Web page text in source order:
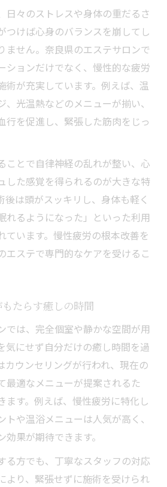
と美肌ケアの両立ポイント
大切なリフレッシュ要素
テで叶う憧れの美肌体験
術が疲労回復の鍵に
施術で慢性疲労を和らげる方
ュできる奈良県エステの特徴
すエステ施術の流れとは
が心身の疲労に効く理由
ンで日常に潤いを取り戻す
すリラクゼーションの必要性
る日常リフレッシュのコツ
めのリラクゼーション施術
策に役立つリラクゼーション法
なら奈良県エステの力を
ない時のエステリフレッシュ術
む方必見の奈良県エステ対策
で心身スッキリを目指す方法
に役立つリフレッシュ体験
の施術が疲労回復をサポート
リフレッシュ習慣のすすめ
ぐリフレッシュ習慣とは何か
日々のストレスや身体の重だるさ
つけば心身のバランスを崩してし
ません。奈良県のエステサロンで
ションだけでなく、慢性的な疲労
術が充実しています。例えば、温
光温熱などのメニューが揃い、
行を促進し、緊張した筋肉をじっ
ことで自律神経の乱れが整い、心
した感覚を得られるのが大きな特
後は頭がスッキリし、身体も軽く
れるようになった」といった利用
ています。慢性疲労の根本改善を
エステで専門的なケアを受けるこ
たらす癒しの時間
では、完全個室や静かな空間が用
気にせず自分だけの癒し時間を過
カウンセリングが行われ、現在の
最適なメニューが提案されるた
ます。例えば、慢性疲労に特化し
トや温浴メニューは人気が高く、
果が期待できます。
る方でも、丁寧なスタッフの対応
より、緊張せずに施術を受けられ